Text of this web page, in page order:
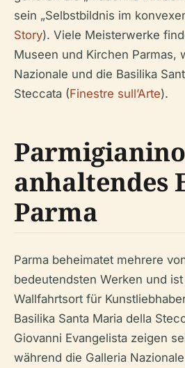
sein „Selbstbildnis im
Story). Viele Meisterwerke
Museen und Kirchen Parmas,
Nazionale und die Basilika
Steccata (Finestre sull’Arte).
anhaltendes
Parma
Parma beheimatet mehrere
bedeutendsten Werken und
Wallfahrtsort für
Basilika Santa Maria della
Giovanni Evangelista zeigen
während die Galleria